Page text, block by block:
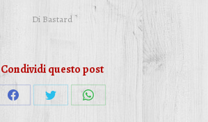
Di Bastard
Condividi questo post
CondividiCondividiCondividi